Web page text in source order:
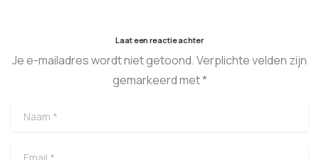
Laat een reactie achter
Je e-mailadres wordt niet getoond. Verplichte velden zijn
gemarkeerd met *
Naam
Email